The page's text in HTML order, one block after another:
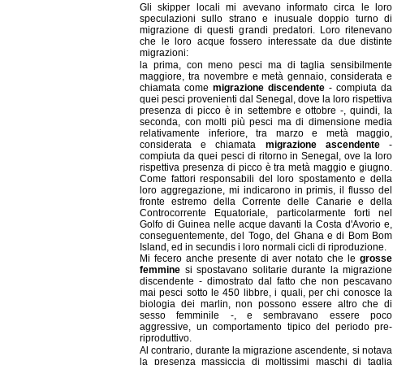
Gli skipper locali mi avevano informato circa le loro
speculazioni sullo strano e inusuale doppio turno di
migrazione di questi grandi predatori. Loro ritenevano
che le loro acque fossero interessate da due distinte
migrazioni:
la prima, con meno pesci ma di taglia sensibilmente
maggiore, tra novembre e metà gennaio, considerata e
chiamata come migrazione discendente - compiuta da
quei pesci provenienti dal Senegal, dove la loro rispettiva
presenza di picco è in settembre e ottobre -, quindi, la
seconda, con molti più pesci ma di dimensione media
relativamente inferiore, tra marzo e metà maggio,
considerata e chiamata migrazione ascendente-
compiuta da quei pesci di ritorno in Senegal, ove la loro
rispettiva presenza di picco è tra metà maggio e giugno.
Come fattori responsabili del loro spostamento e della
loro aggregazione, mi indicarono in primis, il flusso del
fronte estremo della Corrente delle Canarie e della
Controcorrente Equatoriale, particolarmente forti nel
Golfo di Guinea nelle acque davanti la Costa d'Avorio e,
conseguentemente, del Togo, del Ghana e di Bom Bom
Island, ed in secundis i loro normali cicli di riproduzione.
Mi fecero anche presente di aver notato che le grosse
femmine si spostavano solitarie durante la migrazione
discendente - dimostrato dal fatto che non pescavano
mai pesci sotto le 450 libbre, i quali, per chi conosce la
biologia dei marlin, non possono essere altro che di
sesso femminile -, e sembravano essere poco
aggressive, un comportamento tipico del periodo pre-
riproduttivo.
Al contrario, durante la migrazione ascendente, si notava
la presenza massiccia di moltissimi maschi di taglia